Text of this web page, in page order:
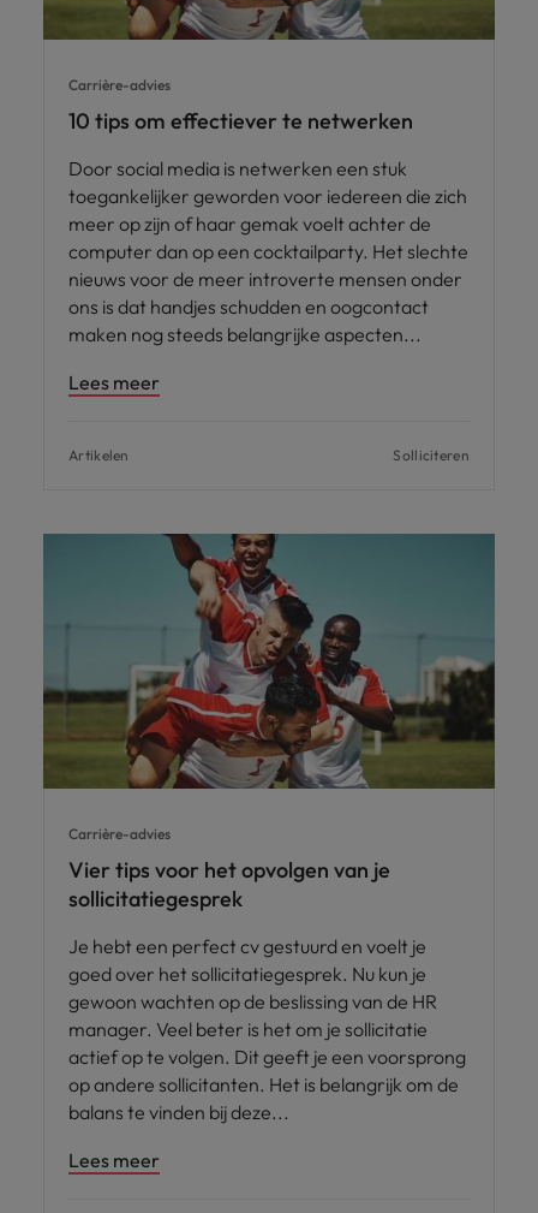
Carrière-advies
10 tips om effectiever te netwerken
Door social media is netwerken een stuk
toegankelijker geworden voor iedereen die zich
meer op zijn of haar gemak voelt achter de
computer dan op een cocktailparty. Het slechte
nieuws voor de meer introverte mensen onder
ons is dat handjes schudden en oogcontact
maken nog steeds belangrijke aspecten
Lees meer
Artikelen Solliciteren
Carrière-advies
Vier tips voor het opvolgen van je
sollicitatiegesprek
Je hebt een perfect cv gestuurd en voelt je
goed over het sollicitatiegesprek. Nu kun je
gewoon wachten op de beslissing van de HR
manager. Veel beter is het om je sollicitatie
actief op te volgen. Dit geeft je een voorsprong
op andere sollicitanten. Het is belangrijk om de
balans te vinden bij deze
Lees meer